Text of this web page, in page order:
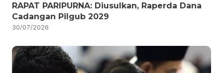
RAPAT PARIPURNA: Diusulkan, Raperda Dana
Cadangan Pilgub 2029
30/07/2026